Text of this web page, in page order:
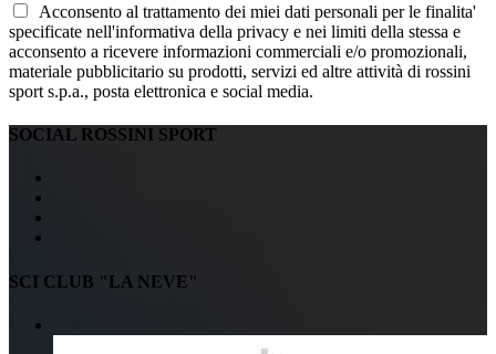
Acconsento al trattamento dei miei dati personali per le finalita'
specificate nell'informativa della privacy e nei limiti della stessa e
acconsento a ricevere informazioni commerciali e/o promozionali,
materiale pubblicitario su prodotti, servizi ed altre attività di rossini
sport s.p.a., posta elettronica e social media.
SOCIAL ROSSINI SPORT
SCI CLUB "LA NEVE"